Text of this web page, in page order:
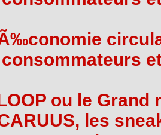
ou le Grand
les